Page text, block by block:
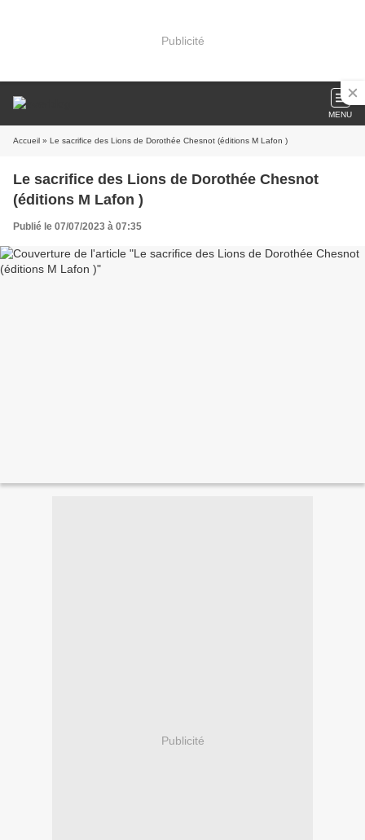
Publicité
MENU
Accueil » Le sacrifice des Lions de Dorothée Chesnot (éditions M Lafon )
Le sacrifice des Lions de Dorothée Chesnot
(éditions M Lafon )
Publié le 07/07/2023 à 07:35
Publicité